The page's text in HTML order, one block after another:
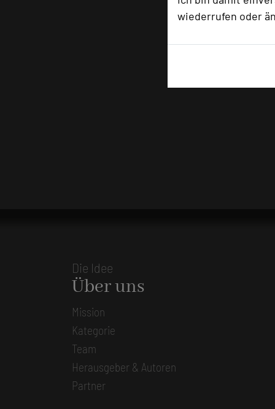
wiederrufen oder
Die Idee
Über uns
Mission
Kategorie
Team
Herausgeber & Autoren
Partner